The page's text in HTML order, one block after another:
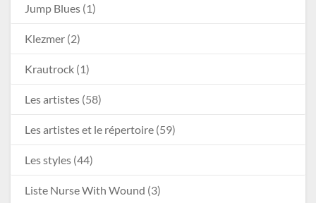
Jump Blues (1)
Klezmer (2)
Krautrock (1)
Les artistes (58)
Les artistes et le répertoire (59)
Les styles (44)
Liste Nurse With Wound (3)